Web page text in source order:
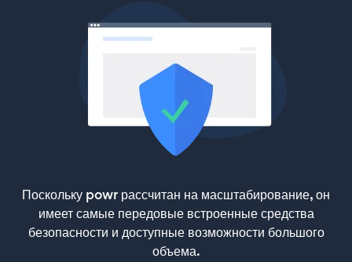
Поскольку powr рассчитан на масштабирование, он
имеет самые передовые встроенные средства
безопасности и доступные возможности большого
объема.